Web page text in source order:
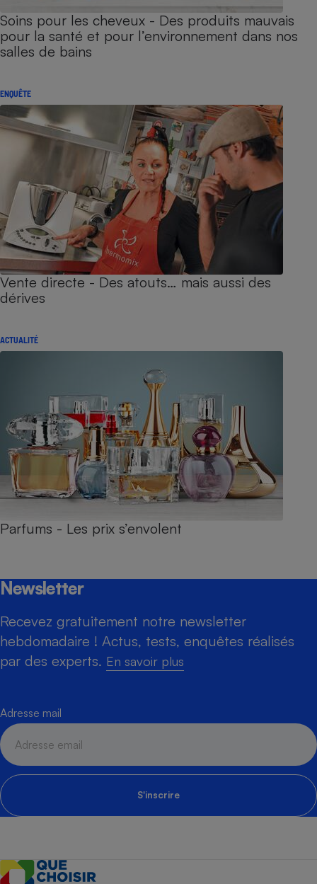
Soins pour les cheveux - Des produits mauvais
pour la santé et pour l’environnement dans nos
salles de bains
ENQUÊTE
Vente directe - Des atouts… mais aussi des
dérives
ACTUALITÉ
Parfums - Les prix s’envolent
Newsletter
Recevez gratuitement notre newsletter
hebdomadaire ! Actus, tests, enquêtes réalisés
par des experts. En savoir plus
Adresse mail
S'inscrire